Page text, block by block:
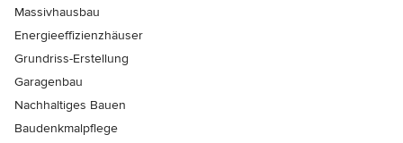
Massivhausbau
Energieeffizienzhäuser
Grundriss-Erstellung
Garagenbau
Nachhaltiges Bauen
Baudenkmalpflege